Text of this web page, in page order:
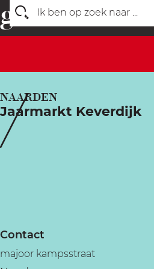
G
n
a
a
d
e
p
e
Jaarmarkt Keverdijk
NAARDEN
Contact
majoor kampsstraat